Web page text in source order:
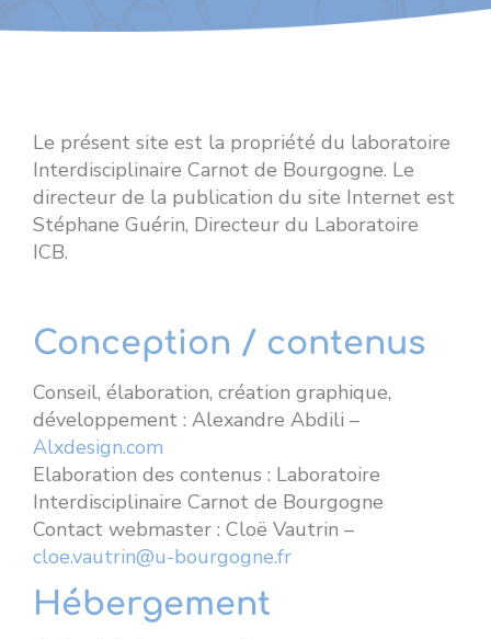
Le présent site est la propriété du laboratoire
Interdisciplinaire Carnot de Bourgogne. Le
directeur de la publication du site Internet est
Stéphane Guérin, Directeur du Laboratoire
ICB.
Conception / contenus
Conseil, élaboration, création graphique,
développement : Alexandre Abdili –
Alxdesign.com
Elaboration des contenus : Laboratoire
Interdisciplinaire Carnot de Bourgogne
Contact webmaster : Cloë Vautrin –
cloe.vautrin@u-bourgogne.fr
Hébergement